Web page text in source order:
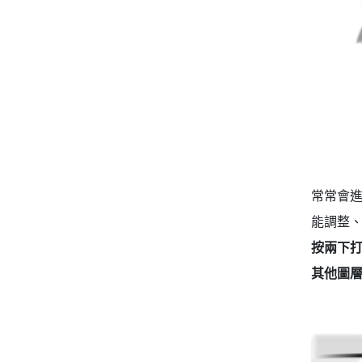
常常會
能調整
按兩下
其他圖層